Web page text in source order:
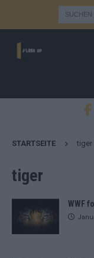
STARTSEITE tiger
tiger
WWF